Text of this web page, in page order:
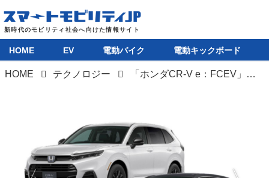
電動バイク
HOME EV 電動バイク 電動キックボード
HOME テクノロジー 「ホンダCR-V e：FCEV」のリース販売開始。FCは今後、商用車や建設機械にも転用へ